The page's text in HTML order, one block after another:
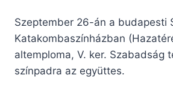
Szeptember 26-án a budapesti
Katakombaszínházban
altemploma, V. ker. Szabadság
színpadra az együttes.